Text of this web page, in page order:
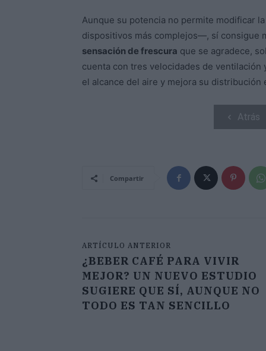
Aunque su potencia no permite modificar
dispositivos más complejos—, sí consigue
sensación de frescura que se agradece,
cuenta con tres velocidades de ventilación
el alcance del aire y mejora su distribución
Atrás
Compartir
ARTÍCULO ANTERIOR
¿BEBER CAFÉ PARA VIVIR
MEJOR? UN NUEVO ESTUDIO
SUGIERE QUE SÍ, AUNQUE NO
TODO ES TAN SENCILLO